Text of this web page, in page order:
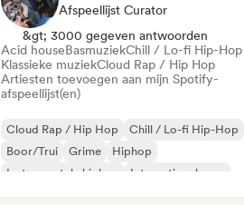
Afspeellijst Curator
&gt; 3000 gegeven antwoorden
Acid houseBasmuziekChill / Lo-fi Hip-Hop
Klassieke muziekCloud Rap / Hip Hop
Artiesten toevoegen aan mijn Spotify-
afspeellijst(en)
Cloud Rap / Hip Hop
Chill / Lo-fi Hip-Hop
Boor/Trui
Grime
Hiphop
Instrumentale hiphop
Internationale rap